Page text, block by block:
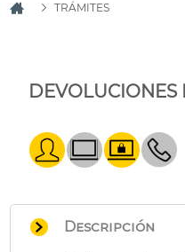
TRÁMITES
DEVOLUCIONES
Descripción